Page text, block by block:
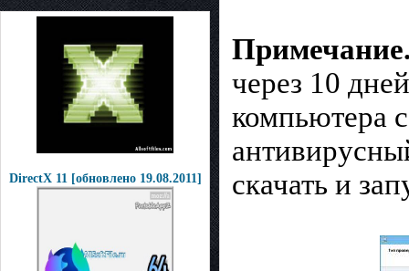
DirectX 11 [обновлено 19.08.2011]
через 10
компьютера
скачать и